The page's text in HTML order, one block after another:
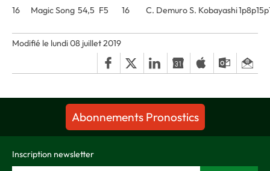
16
Magic Song 54,5 F5 16 C. DemuroS. Kobayashi
Modifié le lundi 08 juillet 2019
Abonnements Pronostics
Inscription newsletter